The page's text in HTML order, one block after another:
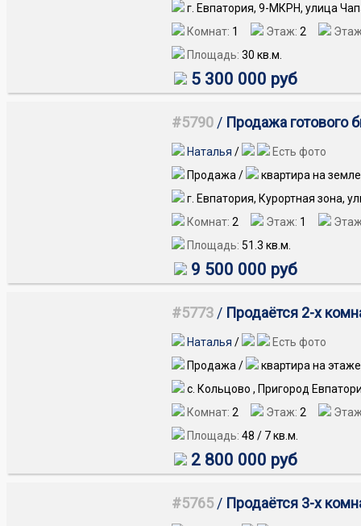
г. Евпатория, 9-МКРН, улица
Комнат: 1 Этаж: 2
Площадь: 30 кв.м.
5 300 000 руб
#5790 / Продажа готового
Наталья /
Есть фото
Продажа /
квартира на земле
г. Евпатория, Курортная зона,
Комнат: 2 Этаж: 1
Площадь: 51.3 кв.м.
9 500 000 руб
#5773 / Продаётся 2-х
Наталья /
Есть фото
Продажа /
квартира на этаже
с. Кольцово , Пригород
Комнат: 2 Этаж: 2
Площадь: 48 / 7кв.м.
2 800 000 руб
#5765 / Продаётся 3-х